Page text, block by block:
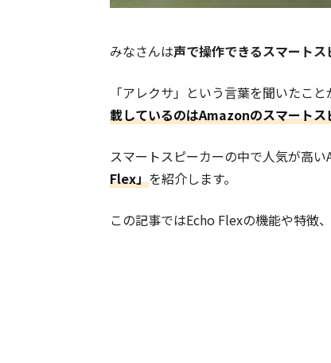
みなさんは声で操作できるスマートス
「アレクサ」という言葉を聞いたこ
載しているのはAmazonのスマートス
スマートスピーカーの中で人気が高い
Flex」を紹介します。
この記事ではEcho Flexの機能や特徴